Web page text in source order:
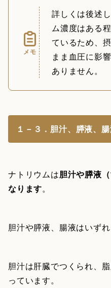
メモ
詳しくは後述
ム濃度はある
ているため、
まま血圧に影
ありません。
１－３．胆汁、膵液、
ナトリウムは胆汁や膵液
なります。
胆汁や膵液、腸液はいず
胆汁は肝臓でつくられ、
っています。